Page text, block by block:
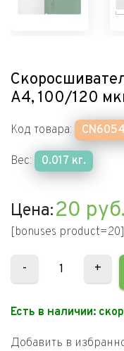
А4, 100/120
Код товара:
Вес: 0.017 кг.
Цена:20 руб.
[bonuses product=20]
- +
Есть в наличии:
Добавить в